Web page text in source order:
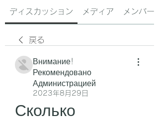
ディスカッション メディア メンバー
戻る
Внимание!
Рекомендовано
Администрацией
2023年8月29日
Сколько